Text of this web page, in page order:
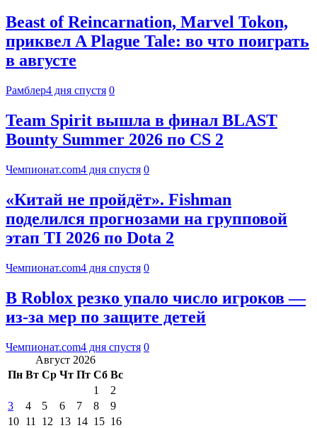
Beast of Reincarnation, Marvel Tokon,
приквел A Plague Tale: во что поиграть
в августе
Рамблер4 дня спустя 0
Team Spirit вышла в финал BLAST
Bounty Summer 2026 по CS 2
Чемпионат.com4 дня спустя 0
«Китай не пройдёт». Fishman
поделился прогнозами на групповой
этап TI 2026 по Dota 2
Чемпионат.com4 дня спустя 0
В Roblox резко упало число игроков —
из-за мер по защите детей
Чемпионат.com4 дня спустя 0
Август 2026
Пн Вт Ср Чт Пт Сб Вс
1
2
3
4 5 6 7 8
9
10 11 12 13 14 15 16